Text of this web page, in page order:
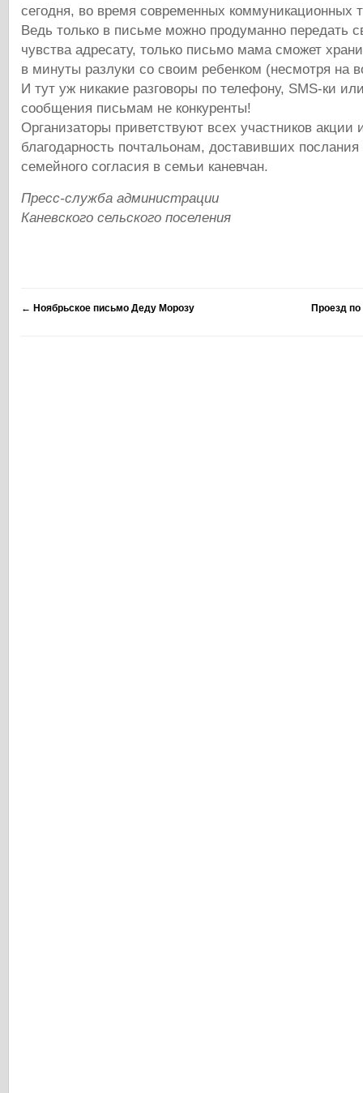
сегодня, во время современных коммуникационных
Ведь только в письме можно продуманно передать
чувства адресату, только письмо мама сможет
в минуты разлуки со своим ребенком (несмотря на
И тут уж никакие разговоры по телефону, SMS-ки
сообщения письмам не конкуренты!
Организаторы приветствуют всех участников
благодарность почтальонам, доставивших
семейного согласия в семьи каневчан.
Пресс-служба администрации
Каневского сельского поселения
← Ноябрьское письмо Деду Морозу Проезд